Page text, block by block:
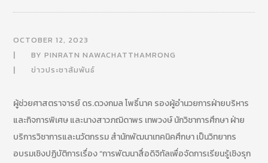
OCTOBER 12, 2023
BYPINRATN NAWACHATTHAMRONG
ข่าวประชาสัมพันธ์
ผู้ช่วยศาสตราจารย์ ดร.ดวงกมล โพธิ์นาค รองผู้อำนวยการฝ่ายบริหาร
และกิจการพิเศษ และนางสาวภฌิดาพร เทพวงษ์ นักวิชาการศึกษา ฝ่าย
บริการวิชาการและนวัตกรรม สำนักพัฒนาเทคนิคศึกษา เป็นวิทยากร
อบรมเชิงปฏิบัติการเรื่อง “การพัฒนาสื่อดิจิทัลเพื่อจัดการเรียนรู้เชิงรุก